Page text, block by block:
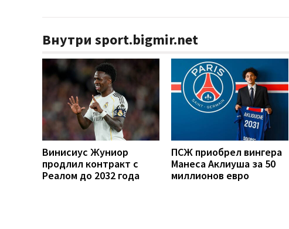
Внутри sport.bigmir.net
Винисиус Жуниор
продлил контракт с
Реалом до 2032 года
ПСЖ приобрел вингера
Манеса Аклиуша за 50
миллионов евро